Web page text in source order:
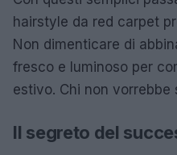
hairstyle da red carpet
Non dimenticare di
fresco e luminoso per
estivo. Chi non
Il segreto del